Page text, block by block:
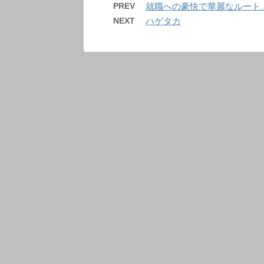
PREV 就職への豪快で華麗なルート
NEXT ハゲタカ